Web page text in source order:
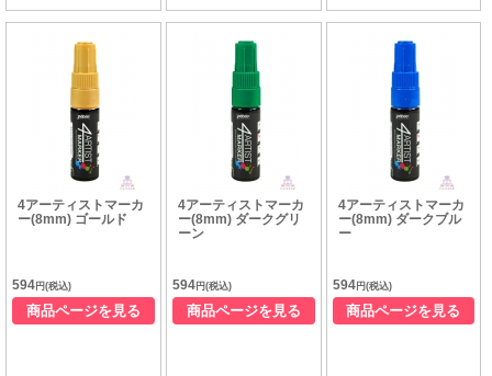
4アーティストマーカ
ー(8mm) ゴールド
594 円(税込)
商品ページを見る
4アーティストマーカ
ー(8mm) ダークグリ
ーン
594円(税込)
商品ページを見る
4アーティストマーカ
ー(8mm) ダークブル
ー
594円(税込)
商品ページを見る